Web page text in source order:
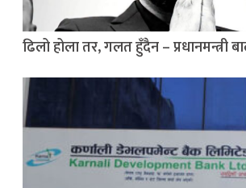
ढिलो होला तर, गलत हुँदैन – प्रधानमन्त्री